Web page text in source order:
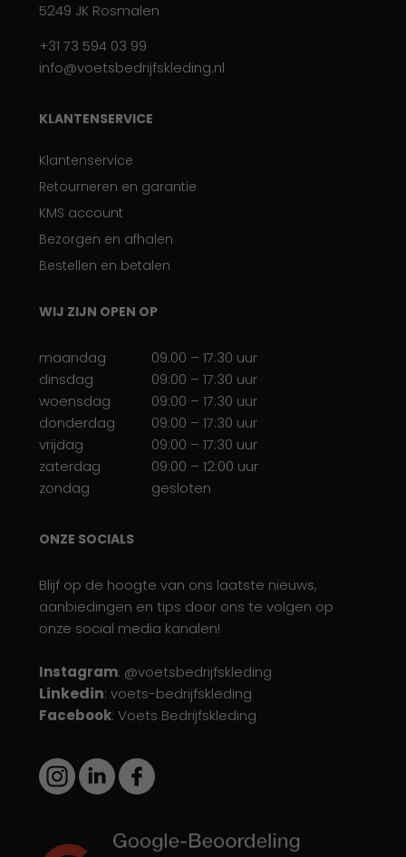
5249 JK Rosmalen
+31 73 594 03 99
info@voetsbedrijfskleding.nl
KLANTENSERVICE
Klantenservice
Retourneren en garantie
KMS account
Bezorgen en afhalen
Bestellen en betalen
WIJ ZIJN OPEN OP
maandag
09:00 – 17:30 uur
dinsdag
09:00 – 17:30 uur
woensdag
09:00 – 17:30 uur
donderdag
09:00 – 17:30 uur
vrijdag
09:00 – 17:30 uur
zaterdag
09:00 – 12:00 uur
zondag
gesloten
ONZE SOCIALS
Blijf op de hoogte van ons laatste nieuws,
aanbiedingen en tips door ons te volgen op
onze social media kanalen!
Instagram: @voetsbedrijfskleding
Linkedin: voets-bedrijfskleding
Facebook: Voets Bedrijfskleding